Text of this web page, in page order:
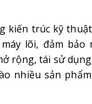
kiến trúc kỹ thuật
lõi, đảm bảo
rộng, tái sử
nhiều sản